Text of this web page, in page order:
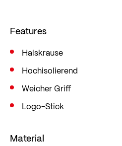
Features
Halskrause
Hochisolierend
Weicher Griff
Logo-Stick
Material